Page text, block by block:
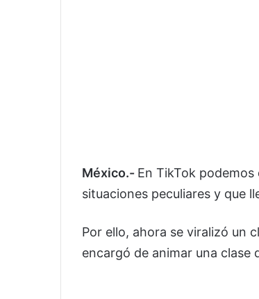
México.- En TikTok
situaciones peculiares y que
Por ello, ahora se viralizó un
encargó de animar una clase